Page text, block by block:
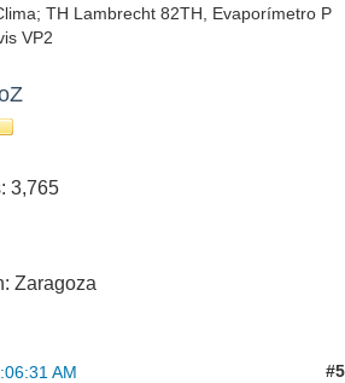
TH Lambrecht 82TH, Evaporímetro P
VP2
3,765
Zaragoza
AM #5